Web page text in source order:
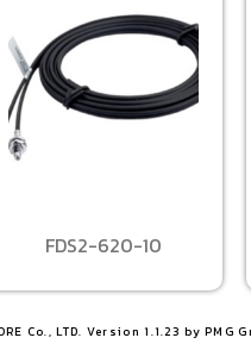
FDS2-620-10
Co., LTD. Version 1.1.23 by PMG